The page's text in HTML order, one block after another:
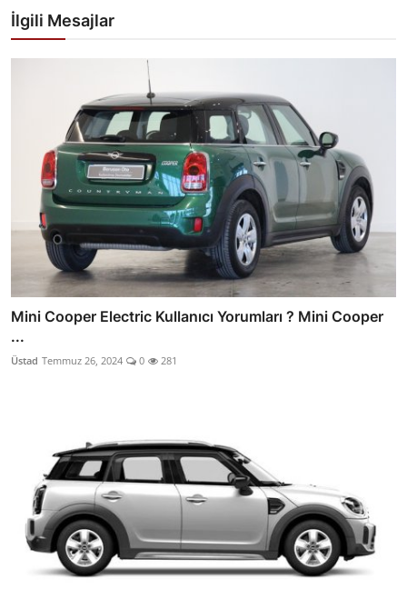
İlgili Mesajlar
Mini Cooper Electric Kullanıcı Yorumları ? Mini Cooper
...
Üstad Temmuz 26, 2024 0 281